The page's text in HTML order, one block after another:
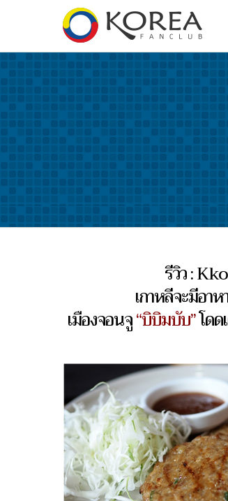
รีวิว :
เกาหลีจะมีอา
เมืองจอนจู“บิบิมบับ”โดด